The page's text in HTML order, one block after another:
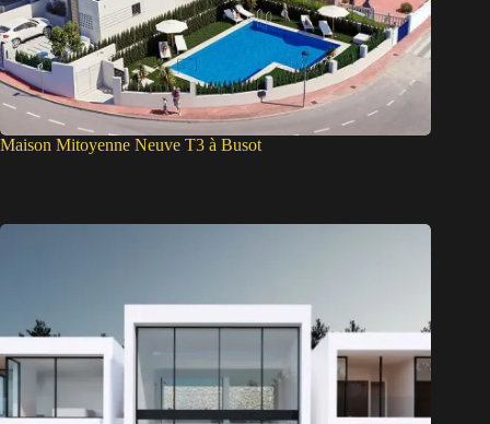
Maison Mitoyenne Neuve T3 à Busot